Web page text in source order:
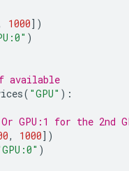
1000])
)
available
( "GPU" ):
GPU:1 for the 2nd
, 1000])
)